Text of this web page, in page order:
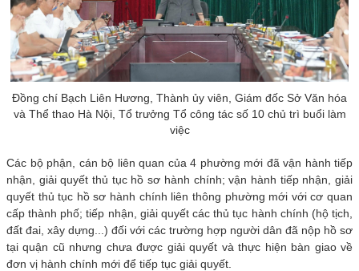
Đồng chí Bạch Liên Hương, Thành ủy viên, Giám đốc Sở Văn hóa
và Thể thao Hà Nội, Tổ trưởng Tổ công tác số 10 chủ trì buổi làm
việc
Các bộ phận, cán bộ liên quan của 4 phường mới đã vận hành tiếp
nhận, giải quyết thủ tục hồ sơ hành chính; vận hành tiếp nhận, giải
quyết thủ tục hồ sơ hành chính liên thông phường mới với cơ quan
cấp thành phố; tiếp nhận, giải quyết các thủ tục hành chính (hộ tịch,
đất đai, xây dựng...) đối với các trường hợp người dân đã nộp hồ sơ
tại quận cũ nhưng chưa được giải quyết và thực hiện bàn giao về
đơn vị hành chính mới để tiếp tục giải quyết.